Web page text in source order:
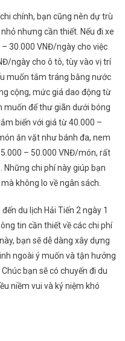
chính, bạn cũng nên dự trù
nhưng cần thiết. Nếu đi xe
30.000 VNĐ/ngày cho việc
ngày cho ô tô, tùy vào vị trí
muốn tắm tráng bằng nước
cộng, mức giá dao động từ
muốn để thư giãn dưới bóng
biển với giá từ 40.000 –
ăn vặt như bánh đa, nem
– 50.000 VNĐ/món, rất
Những chi phí này giúp bạn
không lo về ngân sách.
du lịch Hải Tiến 2 ngày 1
tin cần thiết về các chi phí
bạn sẽ dễ dàng xây dựng
ngoài ý muốn và tận hưởng
bạn sẽ có chuyến đi du
niềm vui và kỷ niệm khó